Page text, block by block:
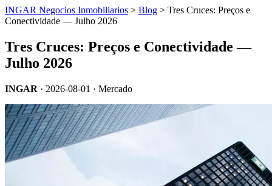
INGAR Negocios Inmobiliarios > Blog > Tres Cruces: Preços e
Conectividade — Julho 2026
Tres Cruces: Preços e Conectividade —
Julho 2026
INGAR · 2026-08-01 · Mercado